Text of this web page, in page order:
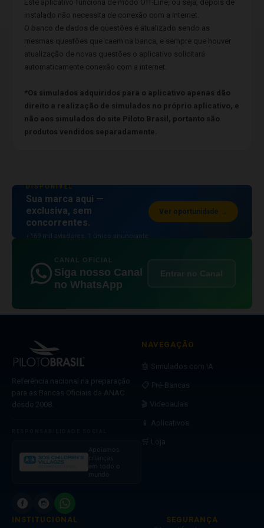
Este aplicativo funciona de modo Off-Line, ou seja, depois de
instalado não necessita de conexão com a internet.
O banco de dados de questões é atualizado sendo as
mesmas questões que caem na banca, e sempre que houver
atualização de novas questões o aplicativo solicitará
automaticamente conexão com a internet.
*Os simulados adquiridos para o aplicativo apenas dão
direito a realização de simulados no próprio aplicativo, e
não aos simulados do site Piloto Brasil, portanto são
produtos vendidos separadamente.
DISPONÍVEL
Sua marca aqui —
exclusiva, sem
concorrentes.
+169 mil aviadores. 1 único anunciante
Ver oportunidade →
CANAL OFICIAL
Siga nosso Canal
no WhatsApp
Entrar no Canal
Referência nacional na preparação
para as Bancas Oficiais da ANAC
desde 2008.
Apoiamos
NAVEGAÇÃO
🤖 Simulados com IA
📋 Pré-Bancas
🎬 Videoaulas
📱 Aplicativos
🛒 Loja
INSTITUCIONAL SEGURANÇA